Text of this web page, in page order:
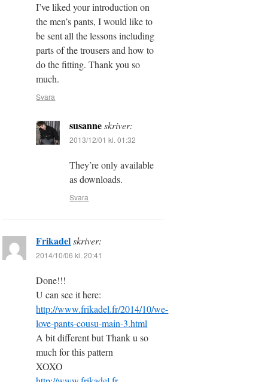
I’ve liked your introduction on
the men’s pants, I would like to
be sent all the lessons including
parts of the trousers and how to
do the fitting. Thank you so
much.
Svara
susanne skriver:
2013/12/01 kl. 01:32
They’re only available
as downloads.
Svara
Frikadel skriver:
2014/10/06 kl. 20:41
Done!!!
U can see it here:
http://www.frikadel.fr/2014/10/we-
love-pants-cousu-main-3.html
A bit different but Thank u so
much for this pattern
XOXO